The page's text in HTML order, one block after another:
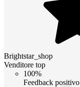
Brightstar_shop
Venditore top
100%
Feedback positivo